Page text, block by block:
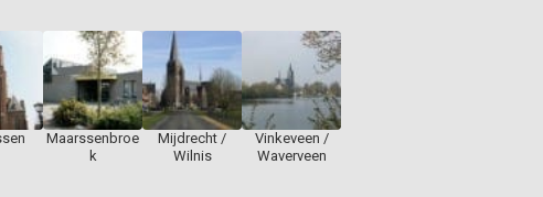
Maarssenbroe
k
Mijdrecht /
Wilnis
Vinkeveen /
Waverveen